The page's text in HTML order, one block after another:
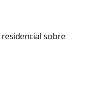
sobre